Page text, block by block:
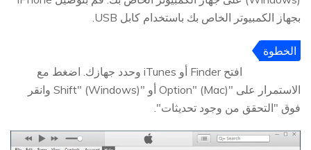
بجهاز الكمبيوتر الخاص بك باستخدام كابل USB.
الخطوة
افتح Finder أو iTunes وحدد جهازك. اضغط مع
الاستمرار على "Option" (Mac) أو "Shift" (Windows) وانقر
فوق "التحقق من وجود تحديثات".